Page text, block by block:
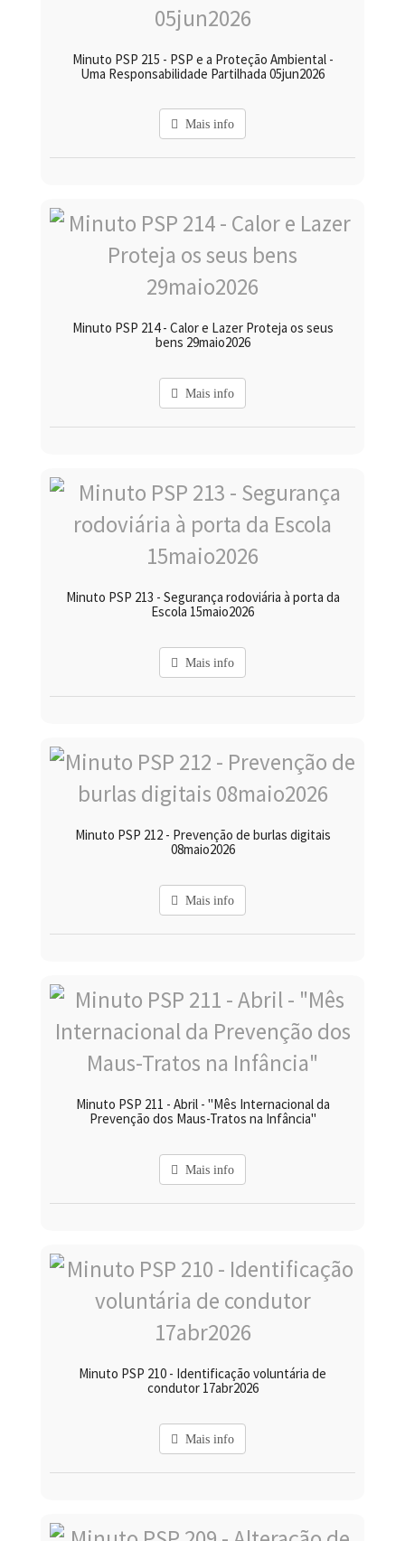
Minuto PSP 215 - PSP e a Proteção Ambiental -
Uma Responsabilidade Partilhada 05jun2026
Mais info
Minuto PSP 214 - Calor e Lazer Proteja os seus
bens 29maio2026
Mais info
Minuto PSP 213 - Segurança rodoviária à porta da
Escola 15maio2026
Mais info
Minuto PSP 212 - Prevenção de burlas digitais
08maio2026
Mais info
Minuto PSP 211 - Abril - "Mês Internacional da
Prevenção dos Maus-Tratos na Infância"
Mais info
Minuto PSP 210 - Identificação voluntária de
condutor 17abr2026
Mais info